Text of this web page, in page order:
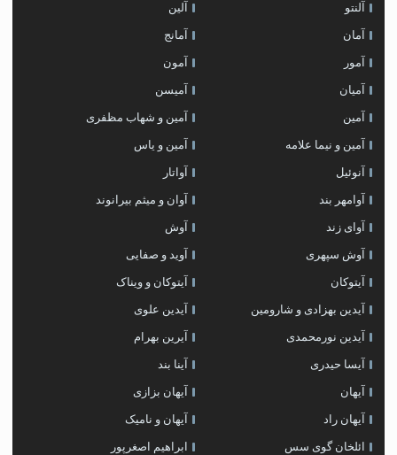
آلنتو آلین
آمان آمانج
آمور آمون
آمیان آمیسن
آمین آمین و شهاب مظفری
آمین و نیما علامه آمین و یاس
آنوئیل آواتار
آوامهر بند آوان و میثم بیرانوند
آوای زند آوش
آوش سپهری آوید و صفایی
آیتوکان آیتوکان و ویناک
آیدین بهزادی و شارومین آیدین علوی
آیدین نورمحمدی آیرین بهرام
آیسا حیدری آینا بند
آیهان آیهان بزازی
آیهان راد آیهان و نامیک
ائلخان گوی سس ابراهیم اصغرپور